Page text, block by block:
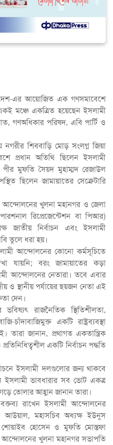
এর আয়োজিত এক গণসমাবেশে
মঞ্চে একত্রিত হয়েছেন ইসলামী
গণঅধিকার পরিষদ, এবি পার্টি ও
শিববাড়ি মোড় সংলগ্ন জিয়া
প্রধান অতিথি ছিলেন ইসলামী
মুফতি সৈয়দ মুহাম্মদ রেজাউল
ছিলেন জামায়াতের সেক্রেটারি
খুলনা মহানগর ও জেলা
রিপ্রেজেন্টেশন বা পিআর)
জাতীয় নির্বাচন এবং ইসলামী
তুলে ধরা হয়।
আন্দোলনের কোনো কর্মসূচিতে
যায়নি; বরং জামায়াতের কড়া
আন্দোলনের নেতারা। তবে এবার
ও স্থানীয় পর্যায়ের ছয়জন নেতা এই
দেন।
রাজনৈতিক স্থিতিশীলতা,
চাঁদাবাজিমুক্ত একটি রাষ্ট্রব্যবস্থা
জানান, প্রথাগত একতান্ত্রিক
একটি নির্বাচন পদ্ধতি
ইসলামী দলগুলোর জন্য থাকবে
ইসলামী ভাবধারার সব ভোট একত্র
তোলার আহ্বান জানান তারা।
রাখেন ইসলামী আন্দোলনের
মহাসচিব অধ্যক্ষ ইউনুস
শোয়াইব হোসেন ও মুফতি মোস্তফা
আন্দোলনের খুলনা মহানগর সভাপতি